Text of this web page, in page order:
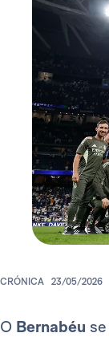
CRÓNICA 23/05/2026
O Bernabéu